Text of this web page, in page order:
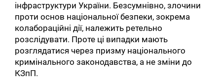
інфраструктури України. Безсумнівно, злочини
проти основ національної безпеки, зокрема
колабораційні дії, належить ретельно
розслідувати. Проте ці випадки мають
розглядатися через призму національного
кримінального законодавства, а не зміни до
КЗпП.